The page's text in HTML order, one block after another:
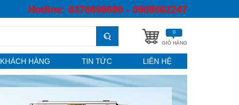
Hotline: 0378699699 - 0908662247
GIỎ HÀNG
0
KHÁCH HÀNG TIN TỨC LIÊN HỆ